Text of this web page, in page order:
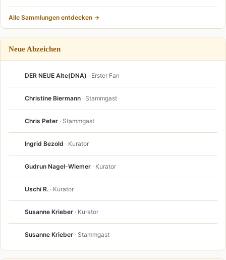
Alle Sammlungen entdecken →
Neue Abzeichen
DER NEUE Alte(DNA) · Erster Fan
Christine Biermann · Stammgast
Chris Peter · Stammgast
Ingrid Bezold · Kurator
Gudrun Nagel-Wiemer · Kurator
Uschi R. · Kurator
Susanne Krieber · Kurator
Susanne Krieber · Stammgast